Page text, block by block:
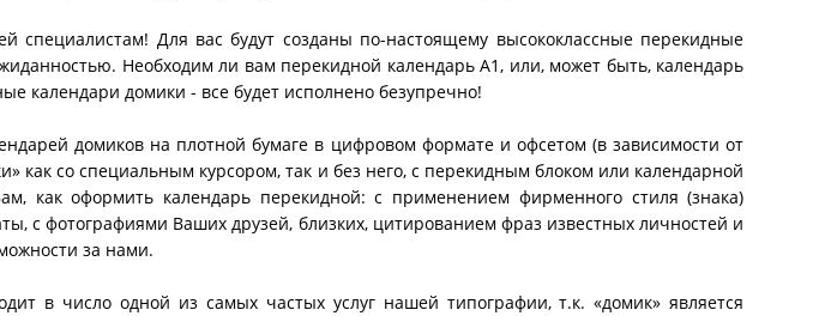
специалистам! Для вас будут созданы по-настоящему высококлассные перекидные
Необходим ли вам перекидной календарь А1, или, может быть, календарь
календари домики - все будет исполнено безупречно!
домиков на плотной бумаге в цифровом формате и офсетом (в зависимости от
как со специальным курсором, так и без него, с перекидным блоком или календарной
как оформить календарь перекидной: с применением фирменного стиля (знака)
с фотографиями Ваших друзей, близких, цитированием фраз известных личностей и
за нами.
в число одной из самых частых услуг нашей типографии, т.к. «домик» является